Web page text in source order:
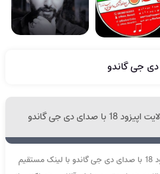
دی جی گاندو
صدای دی جی گاندو